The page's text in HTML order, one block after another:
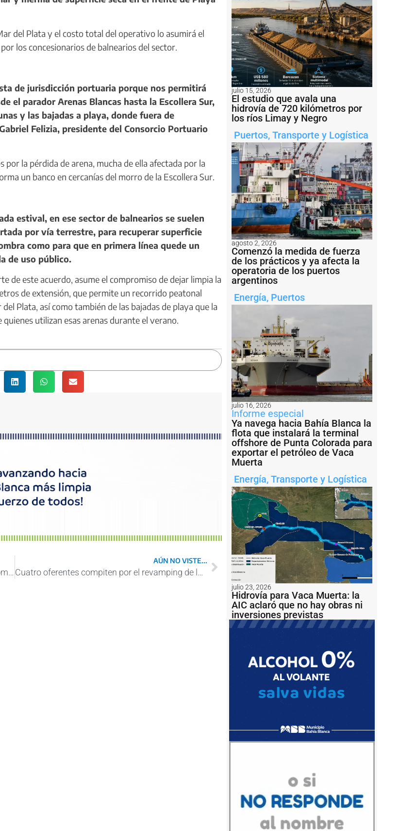
del Plata y el costo total del operativo lo asumirá el
los concesionarios de balnearios del sector.
de jurisdicción portuaria porque nos permitirá
el parador Arenas Blancas hasta la Escollera Sur,
y las bajadas a playa, donde fuera de
Felizia, presidente del Consorcio Portuario
la pérdida de arena, mucha de ella afectada por la
un banco en cercanías del morro de la Escollera Sur.
estival, en ese sector de balnearios se suelen
por vía terrestre, para recuperar superficie
como para que en primera línea quede un
de uso público.
de este acuerdo, asume el compromiso de dejar limpia la
de extensión, que permite un recorrido peatonal
Plata, así como también de las bajadas de playa que la
utilizan esas arenas durante el verano.
En video: encuentro entre AGP y cámaras de comercio de más de 20 países
AÚN NO VISTE...
Cuatro oferentes compiten por el revamping de la Posta de Inflamables N° 1 en Bahía Blanca
julio 15, 2026
El estudio que avala una
hidrovía de 720 kilómetros por
los ríos Limay y Negro
Puertos, Transporte y Logística
agosto 2, 2026
Comenzó la medida de fuerza
de los prácticos y ya afecta la
operatoria de los puertos
argentinos
Energía, Puertos
julio 16, 2026
Informe especial
Ya navega hacia Bahía Blanca la
flota que instalará la terminal
offshore de Punta Colorada para
exportar el petróleo de Vaca
Muerta
Energía, Transporte y Logística
julio 23, 2026
Hidrovía para Vaca Muerta: la
AIC aclaró que no hay obras ni
inversiones previstas